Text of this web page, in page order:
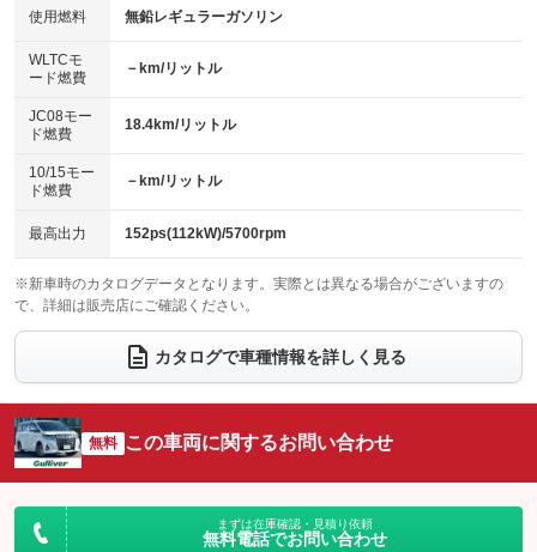
100V電源
：装備あり
センターデフロック
：装備あり
電動格納ミラー
：装備あり
バックカメラ
エアロ
：装備なし
ローダウン
：装備なし
ベンチシート
：装備なし
チップアップシート
：装備なし
電動格納サードシート
：装備なし シートヒーター
：装備あり
ウォークスルー
電動リアゲート フロントカメラ
：装備あり
シートエアコン
：装備あり 全周囲カメラ
：装備あり
サイドカメラ
：装備あり ルーフレール
：装備なし
エアサスペンション ヘッドライトウォッシャー
使用燃料 無鉛レギュラーガソリン
WLTCモ
ード燃費
－km/リットル
JC08モー
ド燃費
18.4km/リットル
10/15モー
ド燃費
－km/リットル
最高出力 152ps(112kW)/5700rpm
※新車時のカタログデータとなります。実際とは異なる場合がございますの
で、詳細は販売店にご確認ください。
カタログで車種情報を詳しく見る
無料 この車両に関するお問い合わせ
まずは在庫確認・見積り依頼
無料電話でお問い合わせ